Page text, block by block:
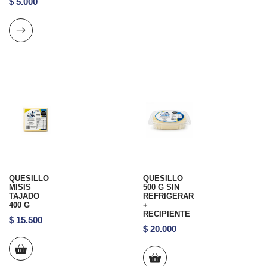
QUESILLO
MISIS
TAJADO
400 G
$ 15.500
QUESILLO
500 G SIN
REFRIGERAR
+
RECIPIENTE
$20.000